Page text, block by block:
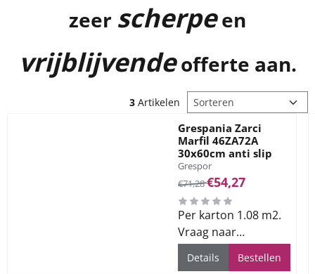
zeer scherpeen
vrijblijvendeofferte aan.
3 Artikelen Sorteermethode
Grespania Zarci
Marfil 46ZA72A
30x60cm anti slip
Merk:
Grespor
Van 71,28 voor 54,27
€71,28€54,27
Per karton 1.08 m2.
Vraag naar
beschikbaarheid of
levertijd
Details Bestellen